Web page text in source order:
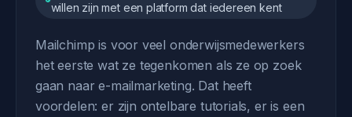
willen zijn met een platform dat iedereen kent
Mailchimp is voor veel onderwijsmedewerkers
het eerste wat ze tegenkomen als ze op zoek
gaan naar e-mailmarketing. Dat heeft
voordelen: er zijn ontelbare tutorials, er is een